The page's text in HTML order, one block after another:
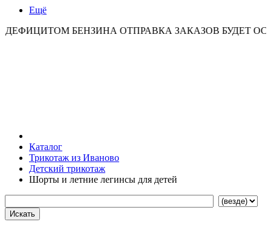
Ещё
БЕНЗИНА ОТПРАВКА ЗАКАЗОВ БУДЕТ
Каталог
Трикотаж из Иваново
Детский трикотаж
Шорты и летние легинсы для детей